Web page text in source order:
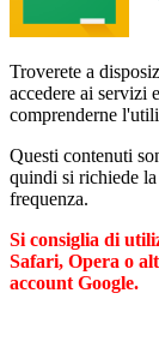
Troverete a
accedere ai servizi
comprenderne
Questi contenuti
quindi si richiede
frequenza.
Si consiglia di
Safari, Opera o
account Google.